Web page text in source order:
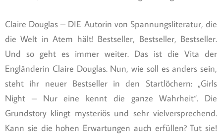
Claire Douglas – DIE Autorin von Spannungsliteratur, die
die Welt in Atem hält! Bestseller, Bestseller, Bestseller.
Und so geht es immer weiter. Das ist die Vita der
Engländerin Claire Douglas. Nun, wie soll es anders sein,
steht ihr neuer Bestseller in den Startlöchern: „Girls
Night – Nur eine kennt die ganze Wahrheit“. Die
Grundstory klingt mysteriös und sehr vielversprechend.
Kann sie die hohen Erwartungen auch erfüllen? Tut sie!